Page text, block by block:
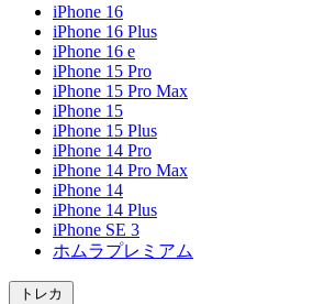
iPhone 16
iPhone 16 Plus
iPhone 16 e
iPhone 15 Pro
iPhone 15 Pro Max
iPhone 15
iPhone 15 Plus
iPhone 14 Pro
iPhone 14 Pro Max
iPhone 14
iPhone 14 Plus
iPhone SE 3
ホムラプレミアム
トレカ